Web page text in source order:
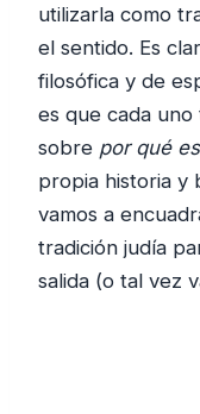
utilizarla como
el sentido. Es
filosófica y de
es que cada
sobre por qué
propia historia y
vamos a
tradición judía
salida (o tal vez